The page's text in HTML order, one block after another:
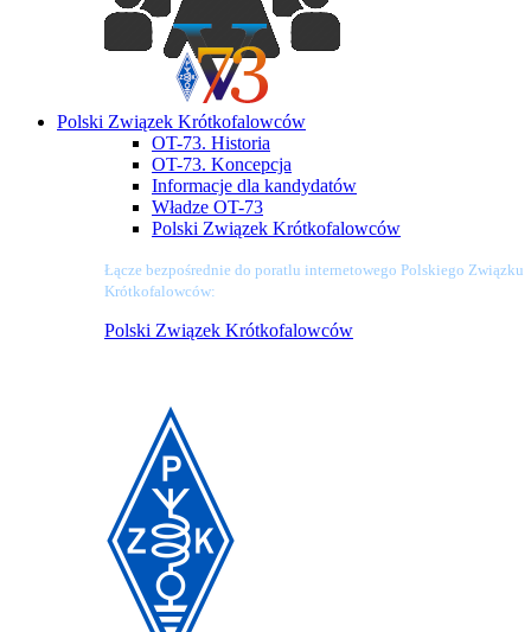
Polski Związek Krótkofalowców
OT-73. Historia
OT-73. Koncepcja
Informacje dla kandydatów
Władze OT-73
Polski Związek Krótkofalowców
Łącze bezpośrednie do poratlu internetowego Polskiego Związku
Krótkofalowców:
Polski Związek Krótkofalowców